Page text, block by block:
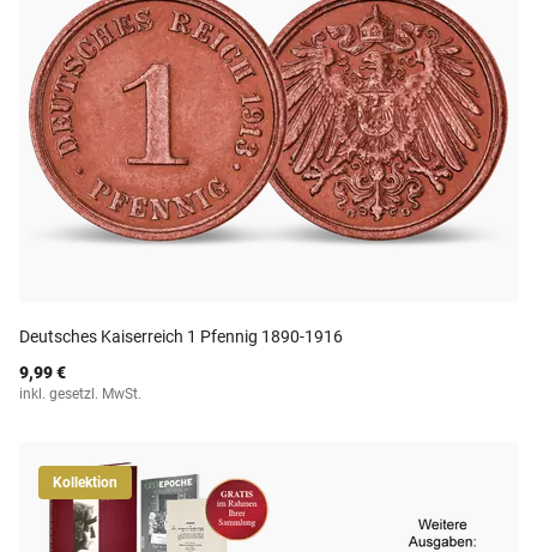
Deutsches Kaiserreich 1 Pfennig 1890-1916
9,99 €
inkl. gesetzl. MwSt.
Kollektion